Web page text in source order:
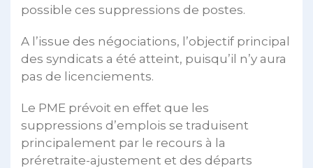
possible ces suppressions de postes.
A l’issue des négociations, l’objectif principal
des syndicats a été atteint, puisqu’il n’y aura
pas de licenciements.
Le PME prévoit en effet que les
suppressions d’emplois se traduisent
principalement par le recours à la
préretraite-ajustement et des départs